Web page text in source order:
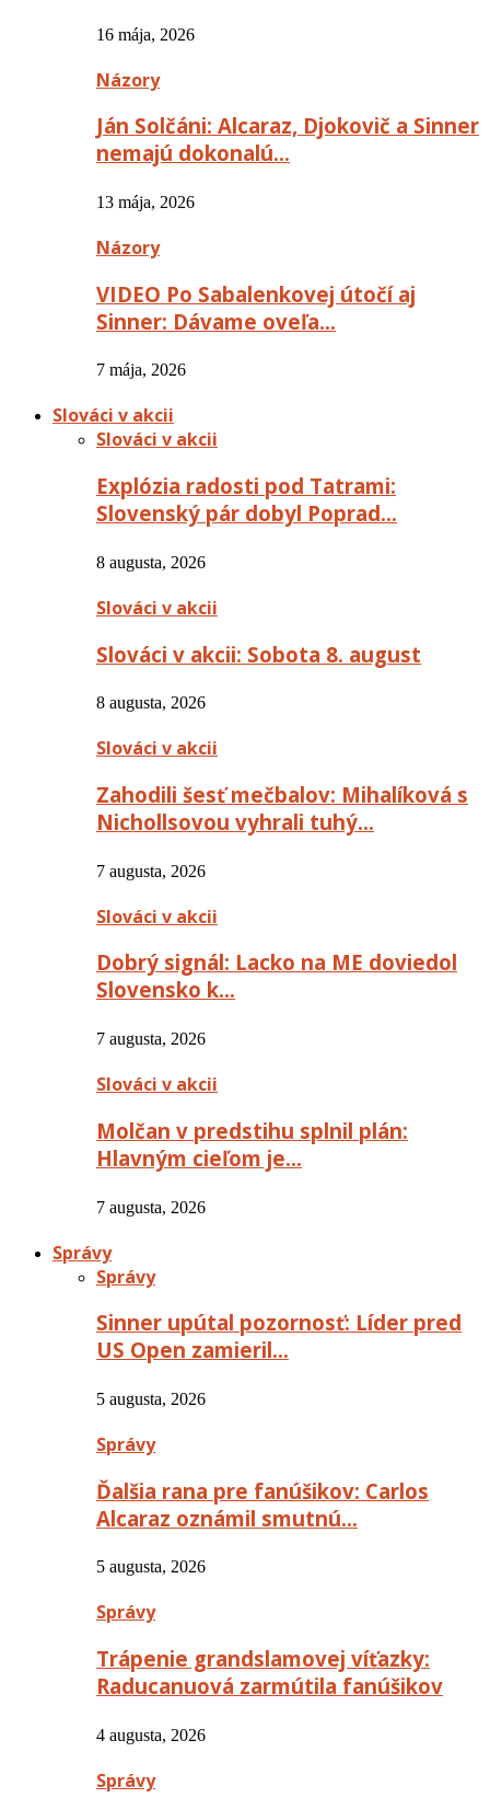
16 mája, 2026
Názory
Ján Solčáni: Alcaraz, Djokovič a Sinner
nemajú dokonalú…
13 mája, 2026
Názory
VIDEO Po Sabalenkovej útočí aj
Sinner: Dávame oveľa…
7 mája, 2026
Slováci v akcii
Slováci v akcii
Explózia radosti pod Tatrami:
Slovenský pár dobyl Poprad…
8 augusta, 2026
Slováci v akcii
Slováci v akcii: Sobota 8. august
8 augusta, 2026
Slováci v akcii
Zahodili šesť mečbalov: Mihalíková s
Nichollsovou vyhrali tuhý…
7 augusta, 2026
Slováci v akcii
Dobrý signál: Lacko na ME doviedol
Slovensko k…
7 augusta, 2026
Slováci v akcii
Molčan v predstihu splnil plán:
Hlavným cieľom je…
7 augusta, 2026
Správy
Správy
Sinner upútal pozornosť: Líder pred
US Open zamieril…
5 augusta, 2026
Správy
Ďalšia rana pre fanúšikov: Carlos
Alcaraz oznámil smutnú…
5 augusta, 2026
Správy
Trápenie grandslamovej víťazky:
Raducanuová zarmútila fanúšikov
4 augusta, 2026
Správy